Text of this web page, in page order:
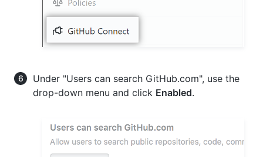
Under "Users can search GitHub.com", use the
drop-down menu and click Enabled.